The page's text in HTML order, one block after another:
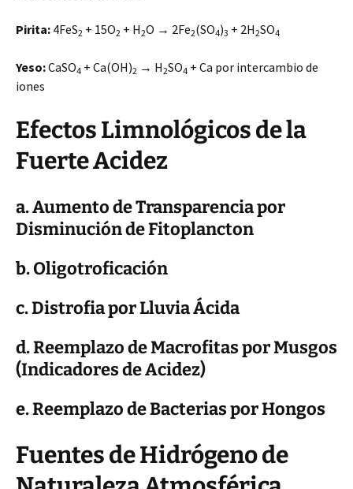
Pirita: 4FeS2 + 15O2 + H2O → 2Fe2(SO4)3 + 2H2SO4
Yeso:CaSO4 + Ca(OH)2 → H2SO4 + Ca por intercambio de
iones
Efectos Limnológicos de la
Fuerte Acidez
a. Aumento de Transparencia por
Disminución de Fitoplancton
b. Oligotroficación
c. Distrofia por Lluvia Ácida
d. Reemplazo de Macrofitas por Musgos
(Indicadores de Acidez)
e. Reemplazo de Bacterias por Hongos
Fuentes de Hidrógeno de